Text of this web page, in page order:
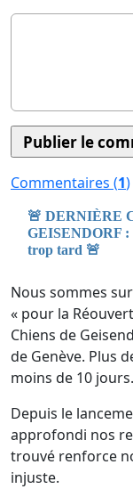
Commentaires (1)
🚨 DERNIÈRE
GEISENDORF :
trop tard 🚨
Nous sommes
« pour la
Chiens de
de Genève. Plus
moins de 10
Depuis le
approfondi nos
trouvé renforce
injuste.